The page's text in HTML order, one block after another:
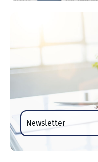
Newsletter